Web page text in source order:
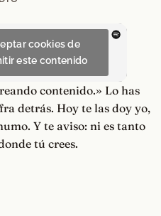
cookies de
este contenido
contenido.» Lo has
detrás. Hoy te las doy yo,
Y te aviso: ni es tanto
tú crees.